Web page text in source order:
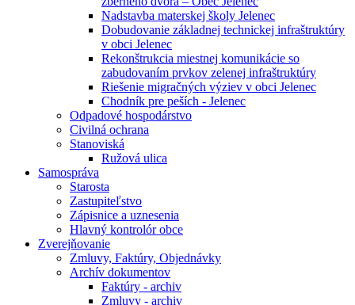
Nadstavba materskej školy Jelenec
Dobudovanie základnej technickej infraštruktúry
v obci Jelenec
Rekonštrukcia miestnej komunikácie so
zabudovaním prvkov zelenej infraštruktúry
Riešenie migračných výziev v obci Jelenec
Chodník pre peších - Jelenec
Odpadové hospodárstvo
Civilná ochrana
Stanoviská
Ružová ulica
Samospráva
Starosta
Zastupiteľstvo
Zápisnice a uznesenia
Hlavný kontrolór obce
Zverejňovanie
Zmluvy, Faktúry, Objednávky
Archív dokumentov
Faktúry - archiv
Zmluvy - archiv